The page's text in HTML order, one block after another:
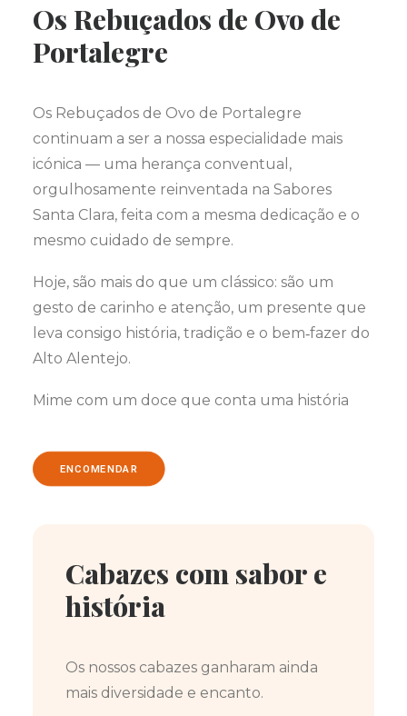
Os Rebuçados de Ovo de
Portalegre
Os Rebuçados de Ovo de Portalegre
continuam a ser a nossa especialidade mais
icónica — uma herança conventual,
orgulhosamente reinventada na Sabores
Santa Clara, feita com a mesma dedicação e o
mesmo cuidado de sempre.
Hoje, são mais do que um clássico: são um
gesto de carinho e atenção, um presente que
leva consigo história, tradição e o bem‑fazer do
Alto Alentejo.
Mime com um doce que conta uma história
ENCOMENDAR
Cabazes com sabor e
história
Os nossos cabazes ganharam ainda
mais diversidade e encanto.